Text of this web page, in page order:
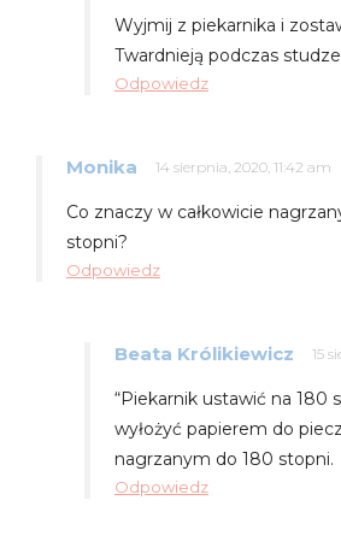
Wyjmij z piekarnika i
Twardnieją podczas
Odpowiedz
Monika 14 sierpnia, 2020, 11:42 am
Co znaczy w całkowicie
stopni?
Odpowiedz
Beata Królikiewicz 15
“Piekarnik ustawić na 180
wyłożyć papierem do
nagrzanym do 180 stopni.
Odpowiedz